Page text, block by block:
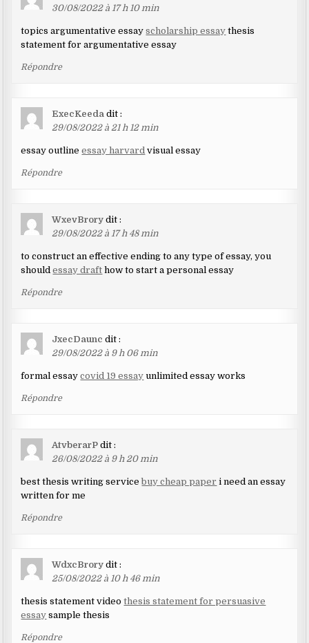
30/08/2022 à 17 h 10 min
topics argumentative essayscholarship essay thesis
statement for argumentative essay
Répondre
ExecKeeda dit :
29/08/2022 à 21 h 12 min
essay outlineessay harvard visual essay
Répondre
WxevBrory dit :
29/08/2022 à 17 h 48 min
to construct an effective ending to any type of essay, you
shouldessay draft how to start a personal essay
Répondre
JxecDaunc dit :
29/08/2022 à 9 h 06 min
formal essaycovid 19 essay unlimited essay works
Répondre
AtvberarP dit :
26/08/2022 à 9 h 20 min
best thesis writing servicebuy cheap paper i need an essay
written for me
Répondre
WdxcBrory dit :
25/08/2022 à 10 h 46 min
thesis statement videothesis statement for persuasive
essay sample thesis
Répondre